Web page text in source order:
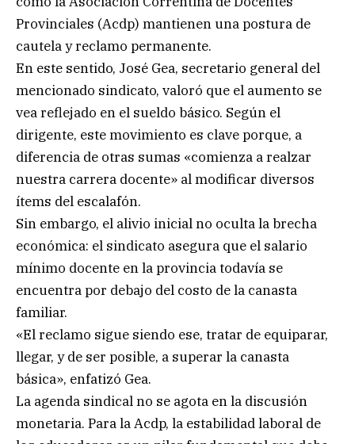
Provinciales (Acdp) mantienen una postura de
cautela y reclamo permanente.
En este sentido, José Gea, secretario general del
mencionado sindicato, valoró que el aumento se
vea reflejado en el sueldo básico. Según el
dirigente, este movimiento es clave porque, a
diferencia de otras sumas «comienza a realzar
nuestra carrera docente» al modificar diversos
ítems del escalafón.
Sin embargo, el alivio inicial no oculta la brecha
económica: el sindicato asegura que el salario
mínimo docente en la provincia todavía se
encuentra por debajo del costo de la canasta
familiar.
«El reclamo sigue siendo ese, tratar de equiparar,
llegar, y de ser posible, a superar la canasta
básica», enfatizó Gea.
La agenda sindical no se agota en la discusión
monetaria. Para la Acdp, la estabilidad laboral de